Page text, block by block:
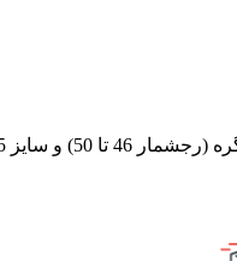
(رجشمار 46 تا 50 )